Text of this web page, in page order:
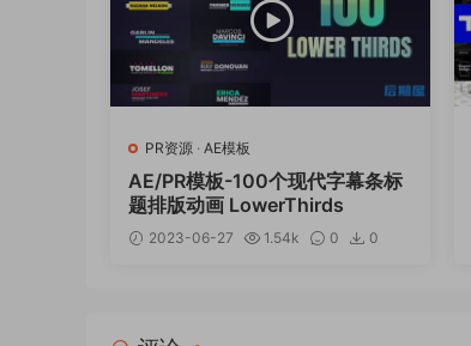
PR资源 · AE模板
AE/PR模板-100个现代字幕条标
题排版动画 LowerThirds
2023-06-27 1.54k 0
0